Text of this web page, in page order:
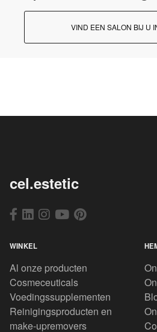
VIND EEN SALON BIJ U
cel.estetic
WINKEL
Al onze producten
Cosmeceuticals
Voedingssupplementen
Reinigingsproducten en
make-upremovers